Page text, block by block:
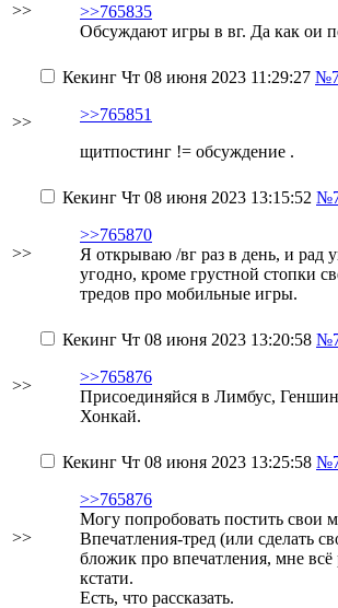
>>
>>765835
Обсуждают игры в вг. Да как ои
>>
Кекинг Чт 08 июня 2023 11:29:27
>>765851
щитпостинг != обсуждение .
>>
Кекинг Чт 08 июня 2023 13:15:52
>>765870
Я открываю /вг раз в день, и рад
угодно, кроме грустной стопки
тредов про мобильные игры.
>>
Кекинг Чт 08 июня 2023 13:20:58
>>765876
Присоединяйся в Лимбус,
Хонкай.
>>
Кекинг Чт 08 июня 2023 13:25:58
>>765876
Могу попробовать постить свои
Впечатления-тред (или сделать
бложик про впечатления, мне всё
кстати.
Есть, что рассказать.